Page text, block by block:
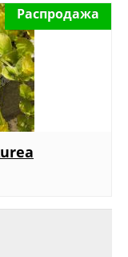
Распродажа